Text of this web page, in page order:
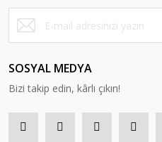
SOSYAL MEDYA
Bizi takip edin, kârlı çıkın!